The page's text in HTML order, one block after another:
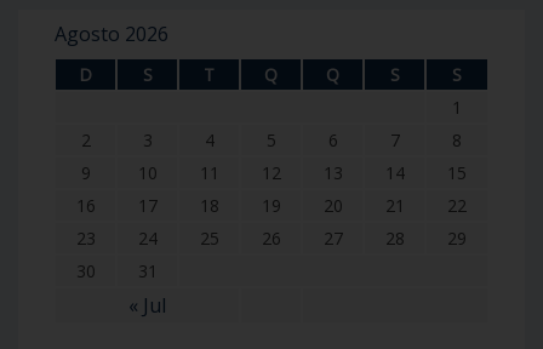
Agosto 2026
D S T Q Q S S
« Jul
1
2
3 4 5 6 7
8
9
10 11 12 13 14
15
16
17 18 19 20 21
22
23
24 25 26 27 28
29
30
31